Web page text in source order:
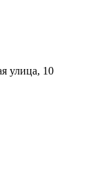
улица, 10